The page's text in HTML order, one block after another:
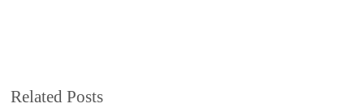
Related Posts